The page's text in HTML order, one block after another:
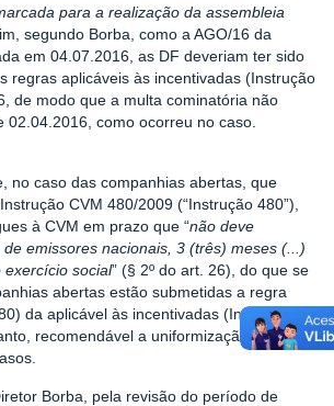
para a realização da assembleia
segundo Borba, como a AGO/16 da
em 04.07.2016, as DF deveriam ter sido
regras aplicáveis às incentivadas (Instrução
de modo que a multa cominatória não
02.04.2016, como ocorreu no caso.
no caso das companhias abertas, que
CVM 480/2009 (“Instrução 480”),
à CVM em prazo que “não deve
emissores nacionais, 3 (três) meses (...)
social” (§ 2º do art. 26), do que se
abertas estão submetidas a regra
da aplicável às incentivadas (Instrução
recomendável a uniformização dessa
Borba, pela revisão do período de